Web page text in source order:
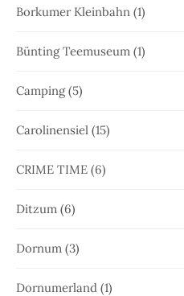
Borkumer Kleinbahn (1)
Bünting Teemuseum (1)
Camping(5)
Carolinensiel (15)
CRIME TIME (6)
Ditzum (6)
Dornum (3)
Dornumerland (1)